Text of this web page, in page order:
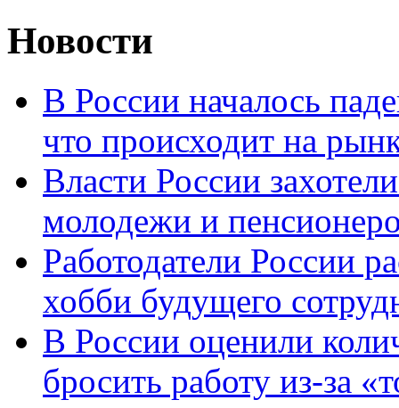
Новости
В России началось
что происходит на
Власти России
молодежи и
Работодатели России
хобби будущего
В России оценили
бросить работу из-за